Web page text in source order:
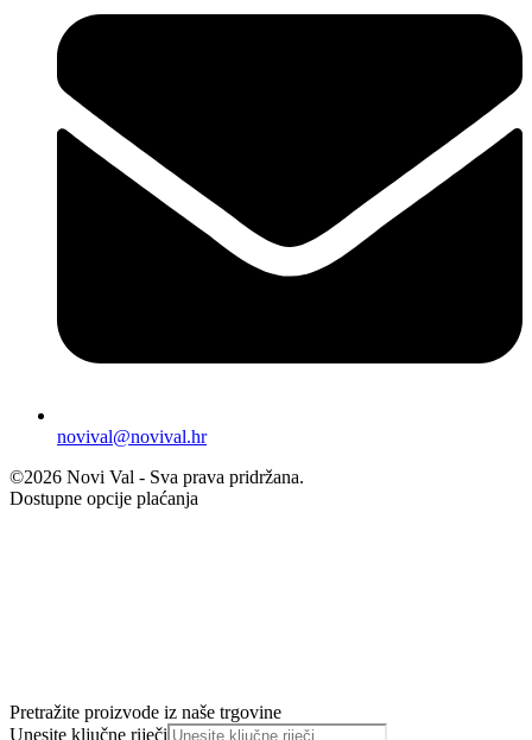
novival@novival.hr
©2026 Novi Val - Sva prava pridržana.
Dostupne opcije plaćanja
Pretražite proizvode iz naše trgovine
Unesite ključne riječi